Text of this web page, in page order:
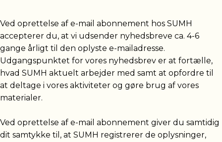
Ved oprettelse af e-mail abonnement hos SUMH
accepterer du, at vi udsender nyhedsbreve ca. 4-6
gange årligt til den oplyste e-mailadresse.
Udgangspunktet for vores nyhedsbrev er at fortælle,
hvad SUMH aktuelt arbejder med samt at opfordre til
at deltage i vores aktiviteter og gøre brug af vores
materialer.
Ved oprettelse af e-mail abonnement giver du samtidig
dit samtykke til, at SUMH registrerer de oplysninger,